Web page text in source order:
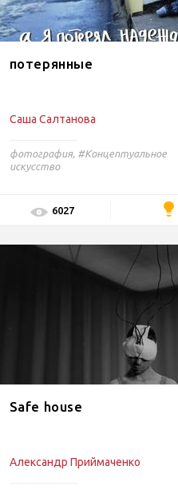
потерянные
Саша Салтанова
фотография, #Концептуальное
искусство
6027
Safe house
Александр Приймаченко